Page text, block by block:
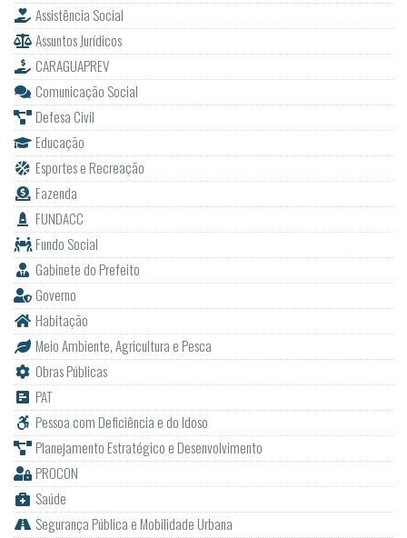
Assistência Social
Assuntos Jurídicos
CARAGUAPREV
Comunicação Social
Defesa Civil
Educação
Esportes e Recreação
Fazenda
FUNDACC
Fundo Social
Gabinete do Prefeito
Governo
Habitação
Meio Ambiente, Agricultura e Pesca
Obras Públicas
PAT
Pessoa com Deficiência e do Idoso
Planejamento Estratégico e Desenvolvimento
PROCON
Saúde
Segurança Pública e Mobilidade Urbana